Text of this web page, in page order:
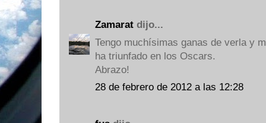
Zamarat dijo...
Tengo muchísimas ganas de verla y
ha triunfado en los Oscars.
Abrazo!
28 de febrero de 2012 a las 12:28